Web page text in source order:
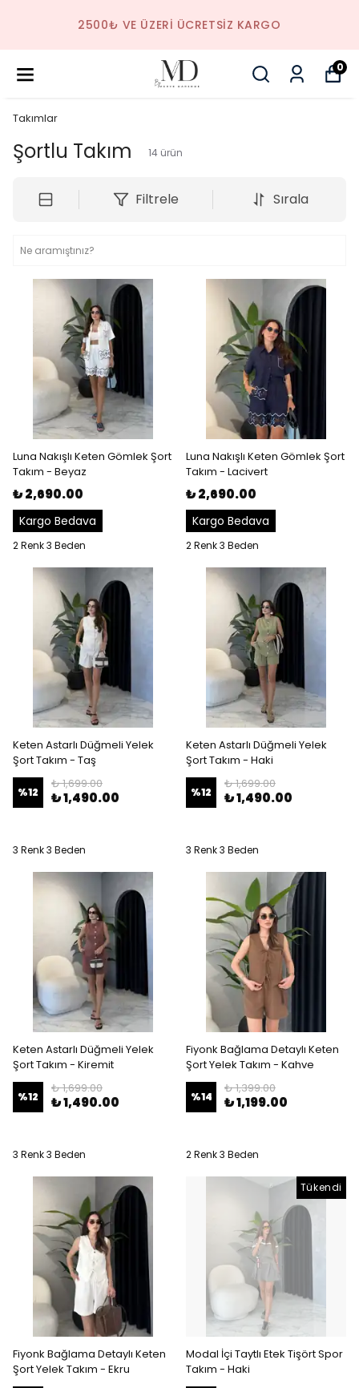
SAAT 14.00'E KADAR VERILEN SIPARIŞLER AYNI
GÜN KARGODA!
0
Takımlar
Şortlu Takım 14 ürün
Filtrele Sırala
Luna Nakışlı Keten Gömlek Şort
Takım - Beyaz
₺ 2,690.00
Kargo Bedava
2 Renk 3 Beden
Luna Nakışlı Keten Gömlek Şort
Takım - Lacivert
₺ 2,690.00
Kargo Bedava
2 Renk 3 Beden
Keten Astarlı Düğmeli Yelek
Şort Takım - Taş
%12
₺ 1,699.00
₺ 1,490.00
3 Renk 3 Beden
Keten Astarlı Düğmeli Yelek
Şort Takım - Haki
%12
₺ 1,699.00
₺ 1,490.00
3 Renk 3 Beden
Keten Astarlı Düğmeli Yelek
Şort Takım - Kiremit
%12
₺ 1,699.00
₺ 1,490.00
3 Renk 3 Beden
Fiyonk Bağlama Detaylı Keten
Şort Yelek Takım - Kahve
%14
₺ 1,399.00
₺ 1,199.00
2 Renk 3 Beden
Fiyonk Bağlama Detaylı Keten
Şort Yelek Takım - Ekru
Tükendi
Modal İçi Taytlı Etek Tişört Spor
Takım - Haki